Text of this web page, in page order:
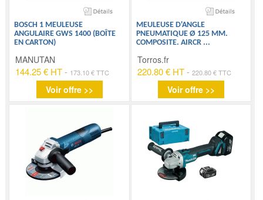
BOSCH 1 MEULEUSE
ANGULAIRE GWS 1400 (BOÎTE
EN CARTON)
MANUTAN
144.25 € HT - 173.10 € TTC
Voir offre >>
MEULEUSE D'ANGLE
PNEUMATIQUE Ø 125 MM.
COMPOSITE. AIRCR ...
Torros.fr
220.80 € HT- 220.80 € TTC
Voir offre >>